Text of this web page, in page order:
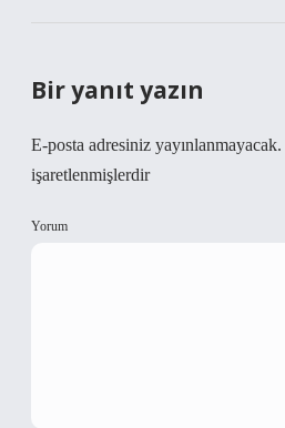
Bir yanıt yazın
E-posta adresiniz yayınlanmayacak.
işaretlenmişlerdir
Yorum